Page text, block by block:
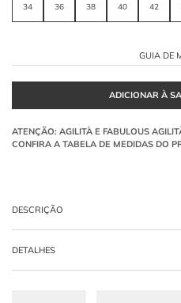
34 36 38 40 42
GUIA DE
DESCRIÇÃO
DETALHES